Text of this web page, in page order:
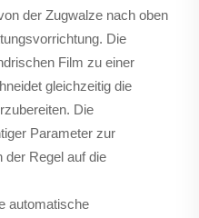
der Zugwalze nach oben
Die
Film zu einer
gleichzeitig die
Die
Parameter zur
der Regel auf die
automatische